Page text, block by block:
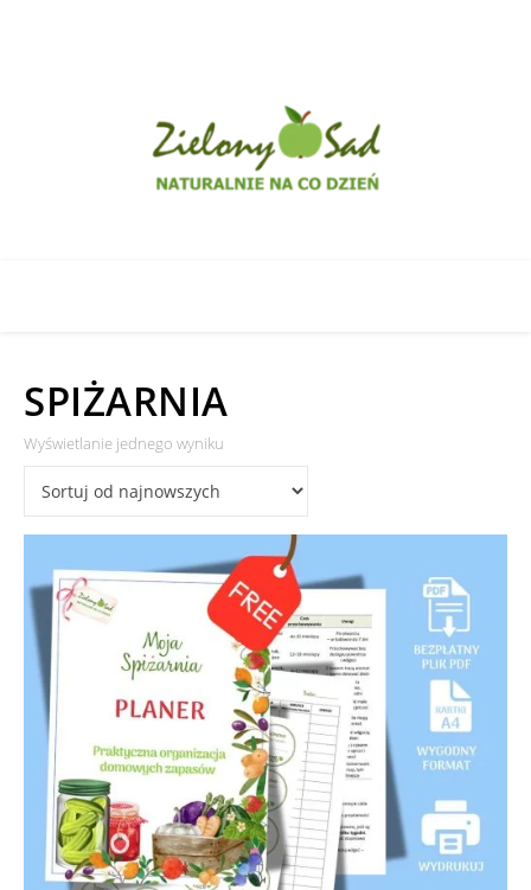
SPIŻARNIA
Wyświetlanie jednego wyniku